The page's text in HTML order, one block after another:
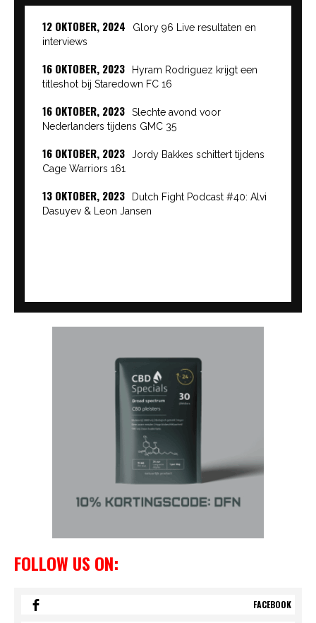
12 OKTOBER, 2024
Glory 96 Live resultaten en
interviews
16 OKTOBER, 2023
Hyram Rodriguez krijgt een
titleshot bij Staredown FC 16
16 OKTOBER, 2023
Slechte avond voor
Nederlanders tijdens GMC 35
16 OKTOBER, 2023
Jordy Bakkes schittert tijdens
Cage Warriors 161
13 OKTOBER, 2023
Dutch Fight Podcast #40: Alvi
Dasuyev & Leon Jansen
FOLLOW US ON:
FACEBOOK